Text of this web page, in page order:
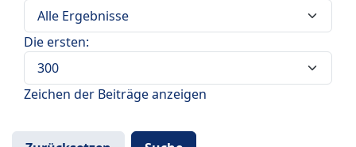
Die ersten:
Zeichen der Beiträge anzeigen